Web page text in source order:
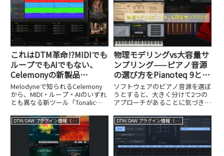
これはDTM革命!?MIDIでも
ループでもAIでもない、
Celemonyの新製品
『Tonalic』の破壊力
Melodyneで知られるCelemony
から、MIDI・ループ・AIのいずれ
とも異なる新ツール「Tonalic」
いえるその特徴を解説します。
物理モデリングvs大容量サ
ンプリング——ピアノ音源
の選び方をPianoteq 9と
Ivory 3 German Dで徹底検
証
ソフトウェアのピアノ音源を選ぼ
うとすると、大きく分けて2つの
アプローチがあることに気づきま
グ」、もうひとつは「大容量サン
プリング」です。どちらもリアル
なピアノサウンドを目指している
のは同じですが、その哲学も、使
い勝...
DTM/DAW プラグイン情報（VST AU AAX） DTM/DAW プラグイン情報（VST AU AAX）